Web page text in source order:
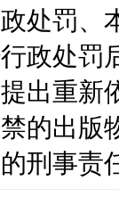
处罚、
政处罚
出重新
的出版
刑事责